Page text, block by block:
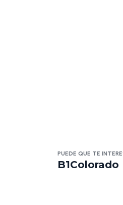
PUEDE QUE TE
B1Colorado